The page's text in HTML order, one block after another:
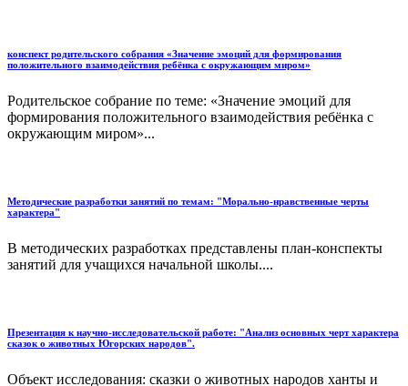
конспект родительского собрания «Значение эмоций для формирования
положительного взаимодействия ребёнка с окружающим миром»
Родительское собрание по теме: «Значение эмоций для
формирования положительного взаимодействия ребёнка с
окружающим миром»...
Методические разработки занятий по темам: "Морально-нравственные черты
характера"
В методических разработках представлены план-конспекты
занятий для учащихся начальной школы....
Презентация к научно-исследовательской работе: "Анализ основных черт характера
сказок о животных Югорских народов".
Объект исследования: сказки о животных народов ханты и